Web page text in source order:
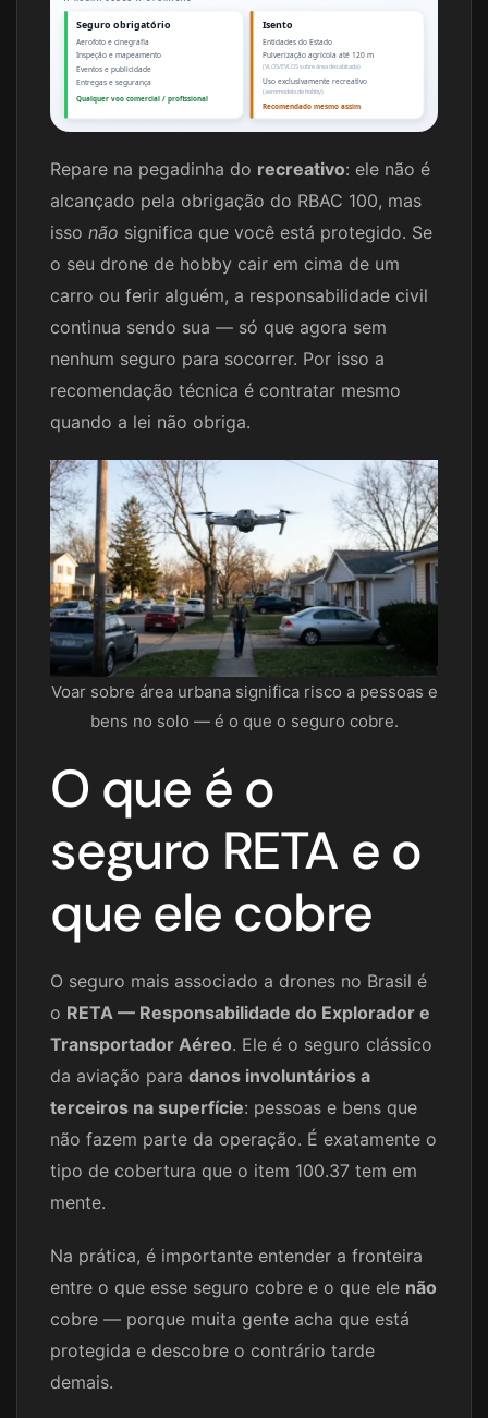
Seguro obrigatório
Aerofoto e cinegrafia
Inspeção e mapeamento
Eventos e publicidade
Entregas e segurança
Qualquer voo comercial / profissional
Isento
Entidades do Estado
Pulverização agrícola até 120 m
(VLOS/EVLOS sobre área desabitada)
Uso exclusivamente recreativo
(aeromodelo de hobby)
Recomendado mesmo assim
Repare na pegadinha do recreativo: ele não é
alcançado pela obrigação do RBAC 100, mas
isso não significa que você está protegido. Se
o seu drone de hobby cair em cima de um
carro ou ferir alguém, a responsabilidade civil
continua sendo sua — só que agora sem
nenhum seguro para socorrer. Por isso a
recomendação técnica é contratar mesmo
quando a lei não obriga.
Voar sobre área urbana significa risco a pessoas e
bens no solo — é o que o seguro cobre.
O que é o
seguro RETA e o
que ele cobre
O seguro mais associado a drones no Brasil é
o RETA — Responsabilidade do Explorador e
Transportador Aéreo. Ele é o seguro clássico
da aviação para danos involuntários a
terceiros na superfície: pessoas e bens que
não fazem parte da operação. É exatamente o
tipo de cobertura que o item 100.37 tem em
mente.
Na prática, é importante entender a fronteira
entre o que esse seguro cobre e o que ele não
cobre — porque muita gente acha que está
protegida e descobre o contrário tarde
demais.